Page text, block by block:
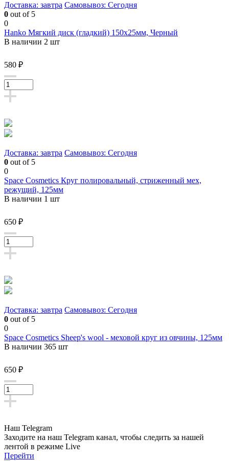
Доставка: завтра Самовывоз: Сегодня
0 out of 5
0
Hanko Мягкий диск (гладкий) 150х25мм, Черный
В наличии 2 шт
580 ₽
Доставка: завтра Самовывоз: Сегодня
0 out of 5
0
Space Cosmetics Круг полировальный, стриженный мех,
режущий, 125мм
В наличии 1 шт
650 ₽
Доставка: завтра Самовывоз: Сегодня
0 out of 5
0
Space Cosmetics Sheep's wool - меховой круг из овчины, 125мм
В наличии 365 шт
650 ₽
Наш Telegram
Заходите на наш Telegram канал, чтобы следить за нашей
лентой в режиме Live
Перейти